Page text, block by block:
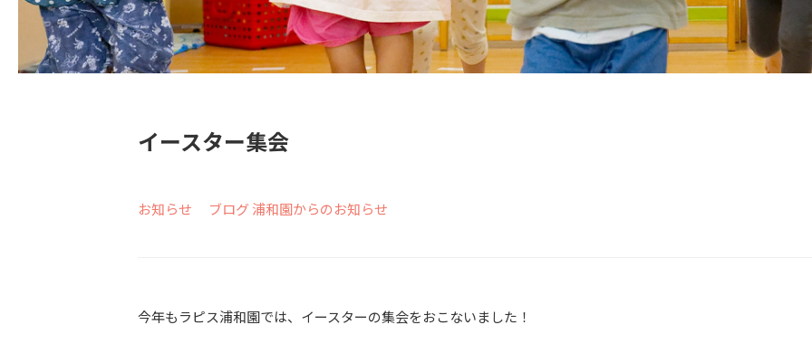
イースター集会
お知らせ ブログ 浦和園からのお知らせ
今年もラピス浦和園では、イースターの集会をおこないました！